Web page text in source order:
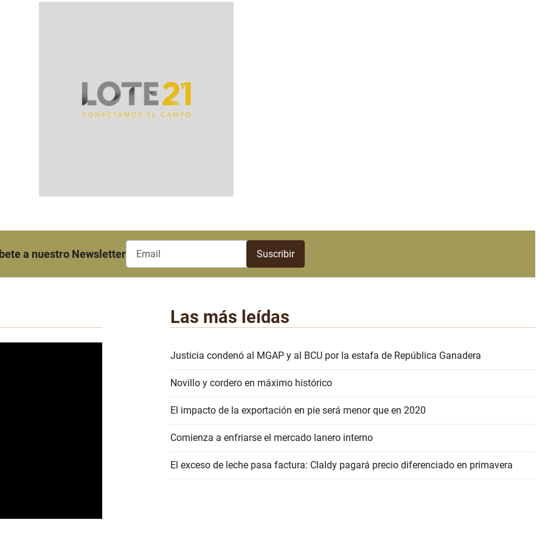
a nuestro Newsletter
Las más leídas
Justicia condenó al MGAP y al BCU por la estafa de República Ganadera
Novillo y cordero en máximo histórico
El impacto de la exportación en pie será menor que en 2020
Comienza a enfriarse el mercado lanero interno
El exceso de leche pasa factura: Claldy pagará precio diferenciado en primavera